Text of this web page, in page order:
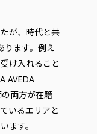
が、時代と共
ります。例え
け入れること
AVEDA
両方が在籍
いるエリアと
ます。